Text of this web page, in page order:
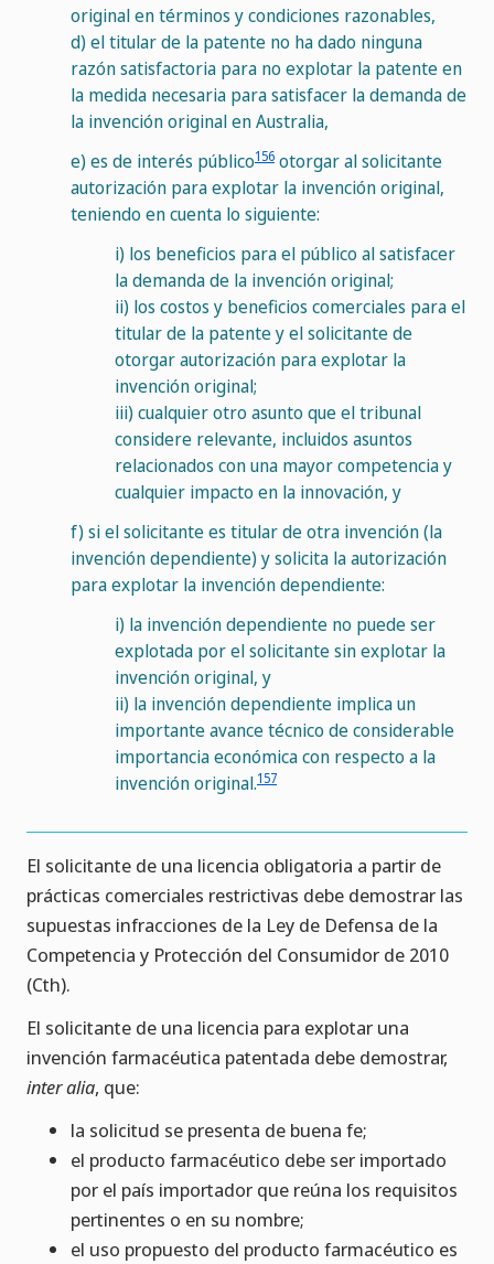
original en términos y condiciones razonables,
d) el titular de la patente no ha dado ninguna
razón satisfactoria para no explotar la patente en
la medida necesaria para satisfacer la demanda de
la invención original en Australia,
e) es de interés público156 otorgar al solicitante
autorización para explotar la invención original,
teniendo en cuenta lo siguiente:
i) los beneficios para el público al satisfacer
la demanda de la invención original;
ii) los costos y beneficios comerciales para el
titular de la patente y el solicitante de
otorgar autorización para explotar la
invención original;
iii) cualquier otro asunto que el tribunal
considere relevante, incluidos asuntos
relacionados con una mayor competencia y
cualquier impacto en la innovación, y
f) si el solicitante es titular de otra invención (la
invención dependiente) y solicita la autorización
para explotar la invención dependiente:
i) la invención dependiente no puede ser
explotada por el solicitante sin explotar la
invención original, y
ii) la invención dependiente implica un
importante avance técnico de considerable
importancia económica con respecto a la
invención original.157
El solicitante de una licencia obligatoria a partir de
prácticas comerciales restrictivas debe demostrar las
supuestas infracciones de la Ley de Defensa de la
Competencia y Protección del Consumidor de 2010
(Cth).
El solicitante de una licencia para explotar una
invención farmacéutica patentada debe demostrar,
inter alia, que:
la solicitud se presenta de buena fe;
el producto farmacéutico debe ser importado
por el país importador que reúna los requisitos
pertinentes o en su nombre;
el uso propuesto del producto farmacéutico es